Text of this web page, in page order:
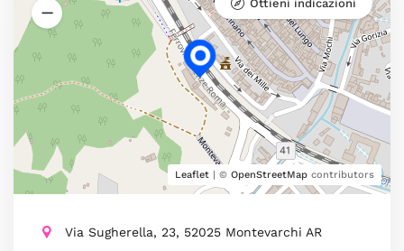
Leaflet | © OpenStreetMap contributors
Ottieni indicazioni
Via Sugherella, 23, 52025 Montevarchi AR